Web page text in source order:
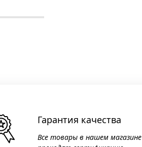
Гарантия качества
Все товары в нашем магазине